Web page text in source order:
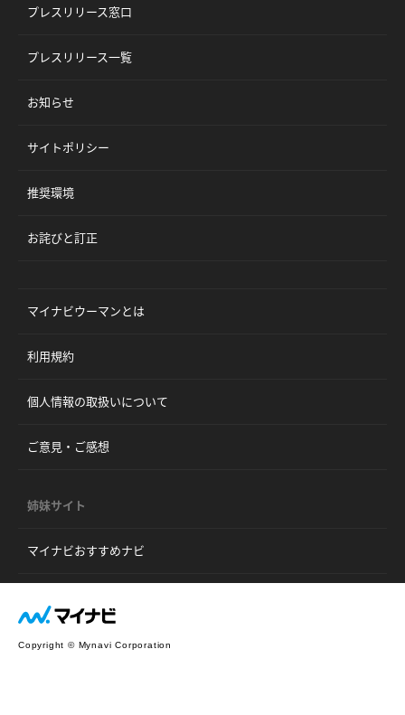
プレスリリース窓口
プレスリリース一覧
お知らせ
サイトポリシー
推奨環境
お詫びと訂正
マイナビウーマンとは
利用規約
個人情報の取扱いについて
ご意見・ご感想
姉妹サイト
マイナビおすすめナビ
Copyright © Mynavi Corporation